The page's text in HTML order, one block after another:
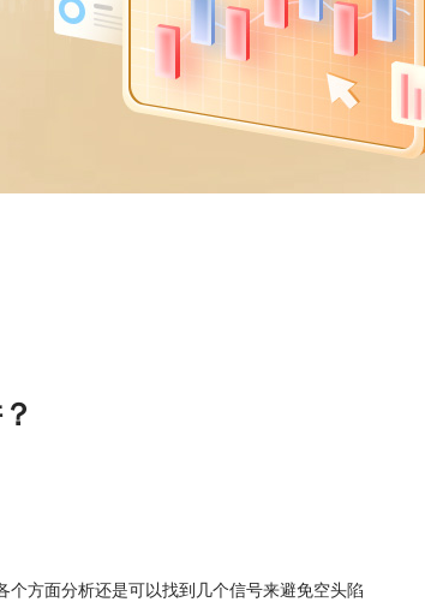
方面分析还是可以找到几个信号来避免空头陷